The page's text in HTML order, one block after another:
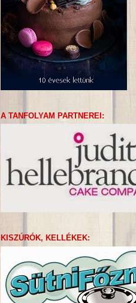
A TANFOLYAM PARTNEREI:
KISZÚRÓK, KELLÉKEK: